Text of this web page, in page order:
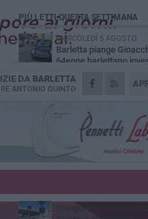
DA BARLETTA
ANTONIO QUINTO
PIÙ LETTI QUESTA SETTIMANA
MERCOLEDÌ 5 AGOSTO
Barletta piange
64enne barlettano
GIOVEDÌ 6 AGOSTO
Il ricordo di "Cecco", il
separavano dalla pensione»
MERCOLEDÌ 5 AGOSTO
Jova Summer Party,
sopralluogo nell'area
DOMENICA 2 AGOSTO
Beni confiscati alla
VENERDÌ 31 LUGLIO
Inaugurato il nuovo